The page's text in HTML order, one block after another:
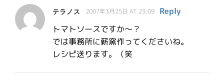
テラノス 2007年3月25日 AT 23:09
Reply
トマトソースですか～？
では事務所に薪窯作ってくださいね。
レシピ送ります。（笑